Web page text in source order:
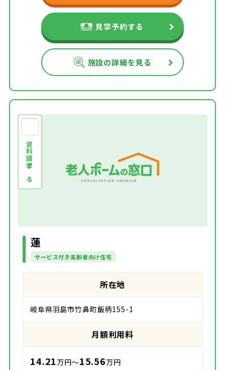
見学予約する
施設の詳細を見る
資料請求する
蓮
サービス付き高齢者向け住宅
所在地
岐阜県羽島市竹鼻町飯柄155-1
月額利用料
14.21 万円～15.56万円